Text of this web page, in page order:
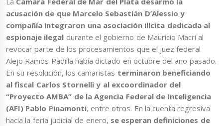
acusación de que Marcelo Sebastián D’Alessio y
compañía integraron una asociación ilícita dedicada al
espionaje ilegal durante el gobierno de Mauricio Macri al
revocar parte de los procesamientos que el juez federal
Alejo Ramos Padilla había dictado en octubre del año pasado.
En su resolución, los camaristas terminaron beneficiando
al fiscal Carlos Stornelli y al excoordinador del
“Proyecto AMBA” de la Agencia Federal de Inteligencia
(AFI) Pablo Pinamonti, entre otros. En la cuenta regresiva
hacia la feria judicial de enero, se esperan definiciones de